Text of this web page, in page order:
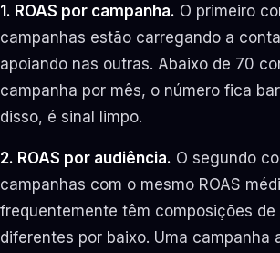
1. ROAS por campanha. O primeiro
campanhas estão carregando a
apoiando nas outras. Abaixo de 70
campanha por mês, o número fica
disso, é sinal limpo.
2. ROAS por audiência. O segundo
campanhas com o mesmo ROAS
frequentemente têm composições
diferentes por baixo. Uma campanha